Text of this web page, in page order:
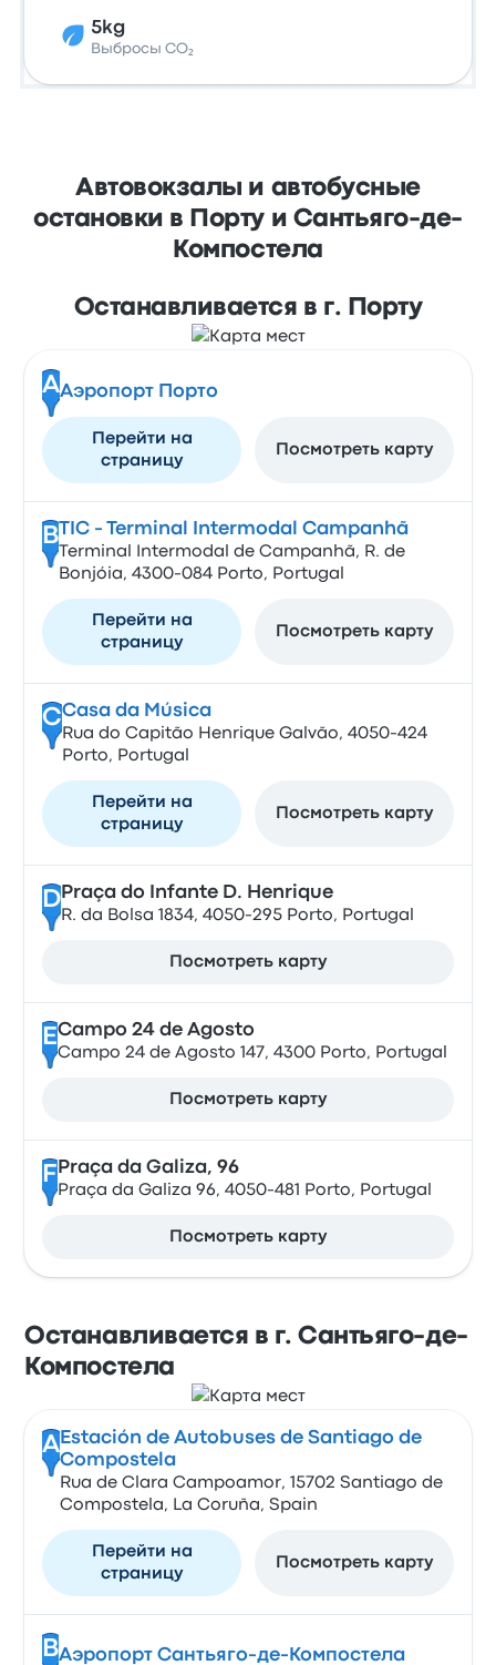
5kg
Выбросы CO₂
Автовокзалы и автобусные
остановки в Порту и Сантьяго-де-
Компостела
Останавливается в г. Порту
AАэропорт Порто
Перейти на
страницу
Посмотреть карту
B TIC - Terminal Intermodal Campanhã
Terminal Intermodal de Campanhã, R. de
Bonjóia, 4300-084 Porto, Portugal
Перейти на
страницу
Посмотреть карту
CCasa da Música
Rua do Capitão Henrique Galvão, 4050-424
Porto, Portugal
Перейти на
страницу
Посмотреть карту
DPraça do Infante D. Henrique
R. da Bolsa 1834, 4050-295 Porto, Portugal
Посмотреть карту
ECampo 24 de Agosto
Campo 24 de Agosto 147, 4300 Porto, Portugal
Посмотреть карту
F Praça da Galiza, 96
Praça da Galiza 96, 4050-481 Porto, Portugal
Посмотреть карту
Останавливается в г. Сантьяго-де-
Компостела
A Estación de Autobuses de Santiago de
Compostela
Rua de Clara Campoamor, 15702 Santiago de
Compostela, La Coruña, Spain
Перейти на
страницу
Посмотреть карту
BАэропорт Сантьяго-де-Компостела